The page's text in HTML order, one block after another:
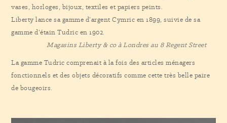
vases, horloges, bijoux, textiles et papiers peints.
Liberty lance sa gamme d’argent Cymric en 1899, suivie de sa
gamme d’étain Tudric en 1902.
Magasins Liberty & co à Londres au 8 Regent Street
La gamme Tudric comprenait à la fois des articles ménagers
fonctionnels et des objets décoratifs comme cette très belle paire
de bougeoirs.